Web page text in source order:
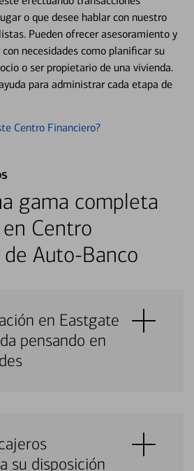
o que desee hablar con nuestro
Pueden ofrecer asesoramiento y
necesidades como planificar su
o ser propietario de una vivienda.
para administrar cada etapa de
Centro Financiero?
gama completa
Centro
Auto-Banco
en Eastgate
pensando en
su disposición